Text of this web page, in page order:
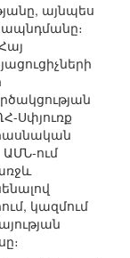
այնպես
Սփյուռք
ԱՄՆ-ում
կազմում